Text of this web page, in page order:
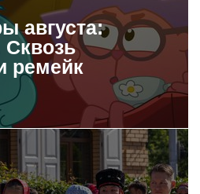
августа:
ремейк